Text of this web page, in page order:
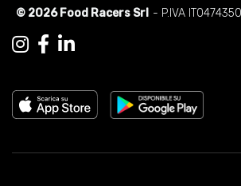
© 2026 Food Racers Srl - P.IVA